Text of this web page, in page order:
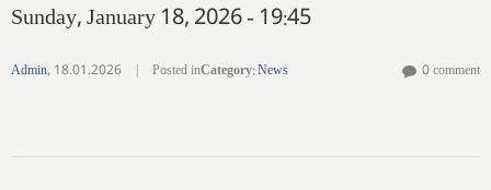
Sunday, January 18, 2026 - 19:45
Admin, 18.01.2026 | Posted inCategory:News 0 comment